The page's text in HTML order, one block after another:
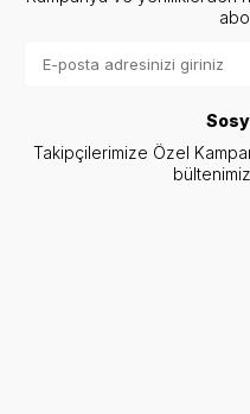
Takipçilerimize Özel